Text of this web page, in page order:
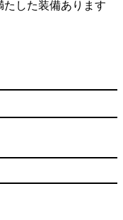
たした装備あります